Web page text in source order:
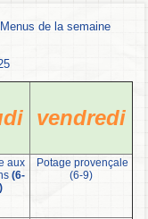
Menus de la semaine
vendredi
aux
(6-
Potage provençale
(6-9)